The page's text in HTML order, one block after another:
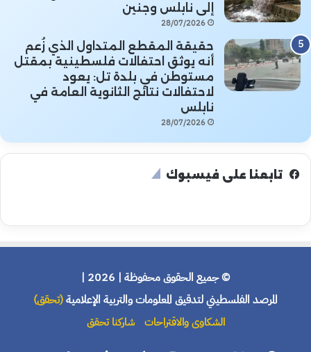
إلى نابلس وجنين
28/07/2026
حقيقة المقطع المتداول الذي زُعم
أنه يوثق احتفالات فلسطينية بمقتل
مستوطن في بلدة تل: يعود
لاحتفالات نتائج الثانوية العامة في
نابلس
28/07/2026
تابعنا على فيسبوك
© جميع الحقوق محفوظة | 2026 |
المرصد الفلسطيني لتدقيق المعلومات والتربية الإعلامية(تحقق)
الشكاوى والاقتراحات شاركنا تحقق